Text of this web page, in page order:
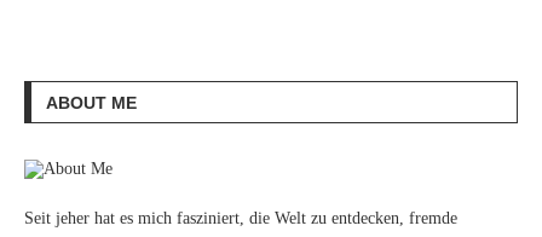
ABOUT ME
Seit jeher hat es mich fasziniert, die Welt zu entdecken, fremde